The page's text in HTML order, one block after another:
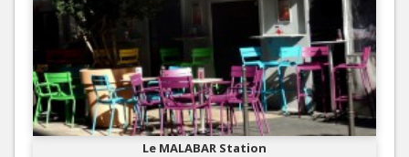
Le MALABAR Station